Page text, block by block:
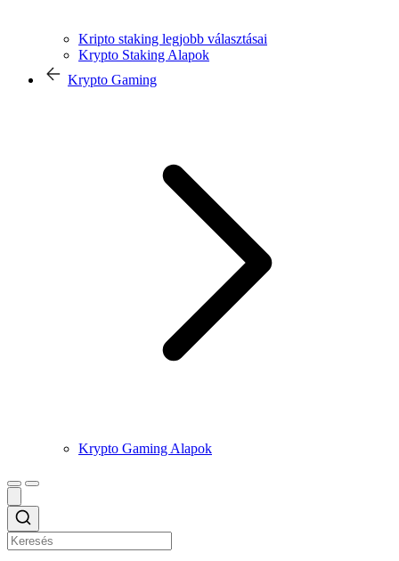
Kripto staking legjobb választásai
Krypto Staking Alapok
Krypto Gaming
Krypto Gaming Alapok